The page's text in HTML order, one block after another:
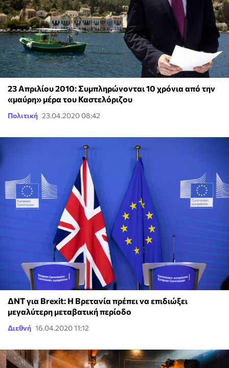
23 Απριλίου 2010: Συμπληρώνονται 10 χρόνια από την
«μαύρη» μέρα του Καστελόριζου
Πολιτική 23.04.2020 08:42
ΔΝΤ για Brexit: Η Βρετανία πρέπει να επιδιώξει
μεγαλύτερη μεταβατική περίοδο
Διεθνή 16.04.2020 11:12